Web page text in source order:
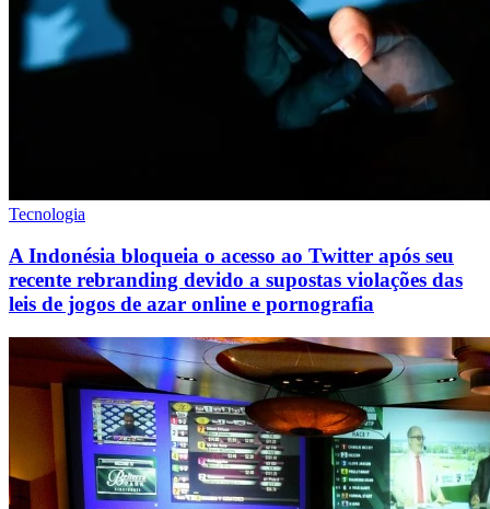
Tecnologia
A Indonésia bloqueia o acesso ao Twitter após seu
recente rebranding devido a supostas violações das
leis de jogos de azar online e pornografia